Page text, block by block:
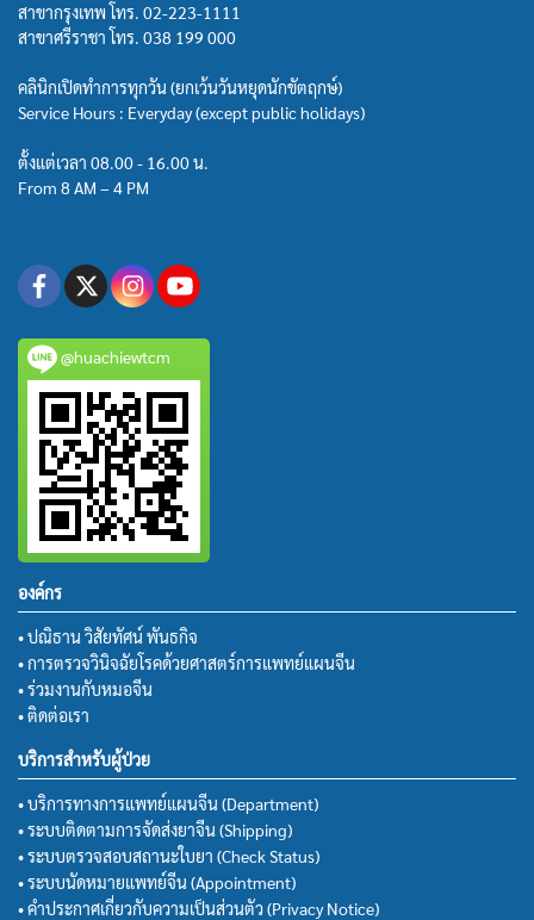
สาขากรุงเทพ โทร. 02-223-1111
สาขาศรีราชา โทร. 038 199 000
คลินิกเปิดทำการทุกวัน (ยกเว้นวันหยุดนักขัตฤกษ์)
Service Hours : Everyday (except public holidays)
ตั้งแต่เวลา 08.00 - 16.00 น.
From 8 AM – 4 PM
@huachiewtcm
องค์กร
• ปณิธาน วิสัยทัศน์ พันธกิจ
• การตรวจวินิจฉัยโรคด้วยศาสตร์การแพทย์แผนจีน
• ร่วมงานกับหมอจีน
• ติดต่อเรา
บริการสำหรับผู้ป่วย
• บริการทางการแพทย์แผนจีน (Department)
• ระบบติดตามการจัดส่งยาจีน (Shipping)
• ระบบตรวจสอบสถานะใบยา (Check Status)
• ระบบนัดหมายแพทย์จีน (Appointment)
• คำประกาศเกี่ยวกับความเป็นส่วนตัว (Privacy Notice)